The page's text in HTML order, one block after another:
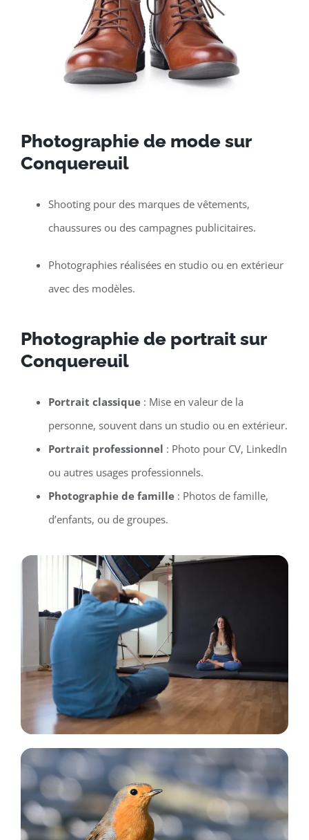
Photographie de mode sur
Conquereuil
Shooting pour des marques de vêtements,
chaussures ou des campagnes publicitaires.
Photographies réalisées en studio ou en extérieur
avec des modèles.
Photographie de portrait sur
Conquereuil
Portrait classique: Mise en valeur de la
personne, souvent dans un studio ou en extérieur.
Portrait professionnel : Photo pour CV, LinkedIn
ou autres usages professionnels.
Photographie de famille: Photos de famille,
d’enfants, ou de groupes.